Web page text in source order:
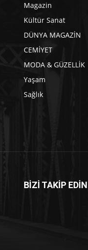
Magazin
Kültür Sanat
DÜNYA MAGAZİN
CEMİYET
MODA & GÜZELLİK
Yaşam
Sağlık
BİZİ TAKİP EDİN